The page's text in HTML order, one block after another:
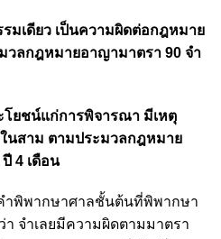
รมเดียว เป็นความผิดต่อกฎหมาย
วลกฎหมายอาญามาตรา 90 จำ
โยชน์แก่การพิจารณา มีเหตุ
นสาม ตามประมวลกฎหมาย
4 เดือน
ำพิพากษาศาลชั้นต้นที่พิพากษา
า จำเลยมีความผิดตามมาตรา